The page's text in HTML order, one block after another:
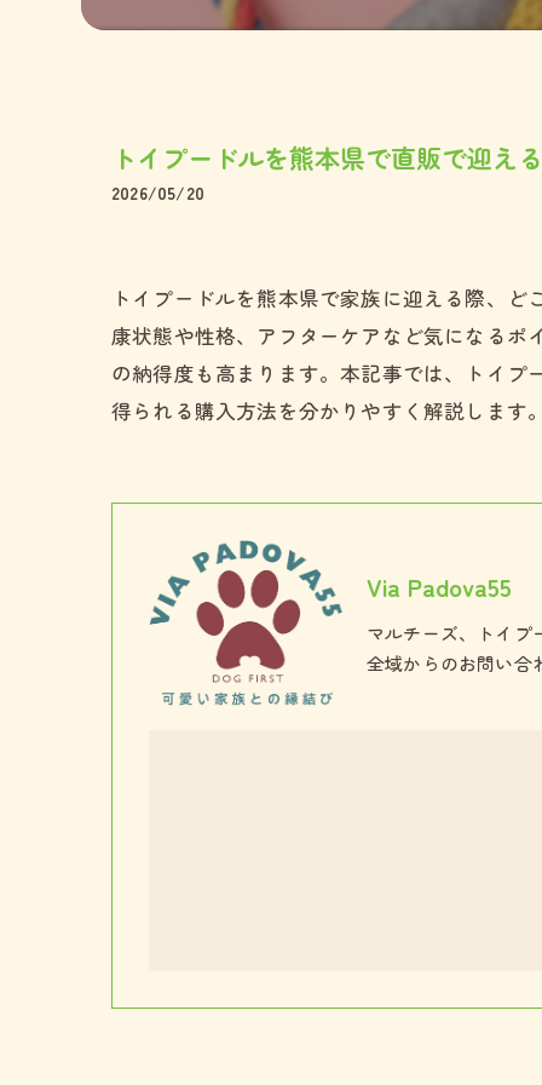
ペキニー
トイプードルを熊本県で直販で迎え
2026/05/20
トイプードルを熊本県で家族に迎える際、
康状態や性格、アフターケアなど気になる
の納得度も高まります。本記事では、トイ
得られる購入方法を分かりやすく解説しま
Via Padova55
マルチーズ、トイプ
全域からのお問い合